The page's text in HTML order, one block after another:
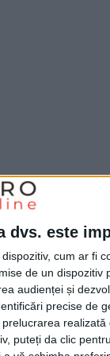
dvs. este
cum ar fi
de un dispozitiv
audienței și
precise de
puteți da clic
care au
masive de
de
a